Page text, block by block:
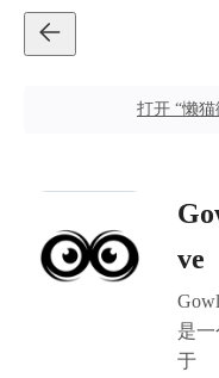
打开 “懒
ve
是
于